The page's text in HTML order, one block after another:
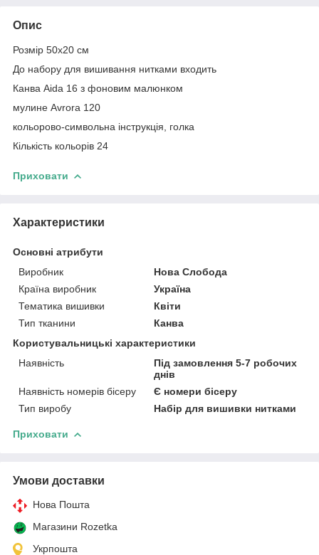
Опис
Розмір 50х20 см
До набору для вишивання нитками входить
Канва Aida 16 з фоновим малюнком
мулине Avrora 120
кольорово-символьна інструкція, голка
Кількість кольорів 24
Приховати
Характеристики
Основні атрибути
Виробник
Нова Слобода
Країна виробник
Україна
Тематика вишивки
Квіти
Тип тканини
Канва
Користувальницькі характеристики
Наявність
Під замовлення 5-7 робочих
днів
Наявність номерів бісеру
Є номери бісеру
Тип виробу
Набір для вишивки нитками
Приховати
Умови доставки
Нова Пошта
Магазини Rozetka
Укрпошта